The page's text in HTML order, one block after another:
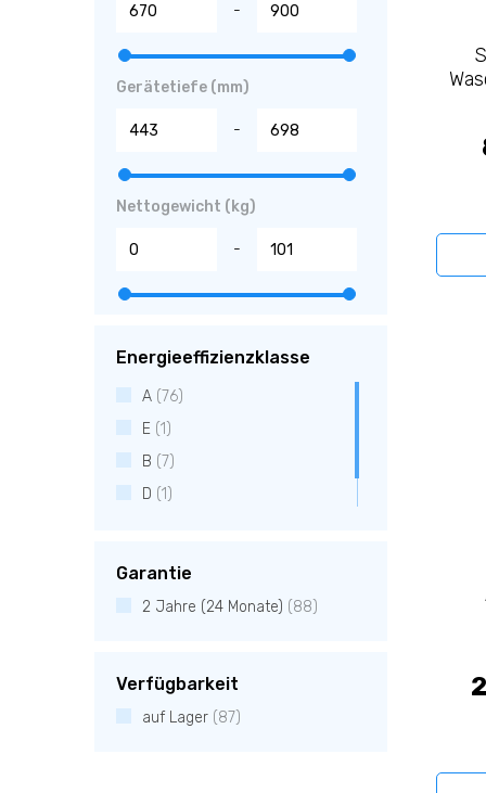
-
Gerätetiefe (mm)
-
Nettogewicht (kg)
-
Energieeffizienzklasse
A (76)
E (1)
B (7)
D (1)
Garantie
2 Jahre (24 Monate) (88)
Verfügbarkeit
auf Lager (87)